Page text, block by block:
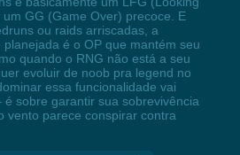
GG (Game Over) precoce. E
ou raids arriscadas, a
é o OP que mantém seu
quando o RNG não está a seu
evoluir de noob pra legend no
essa funcionalidade vai
sobre garantir sua sobrevivência
vento parece conspirar contra